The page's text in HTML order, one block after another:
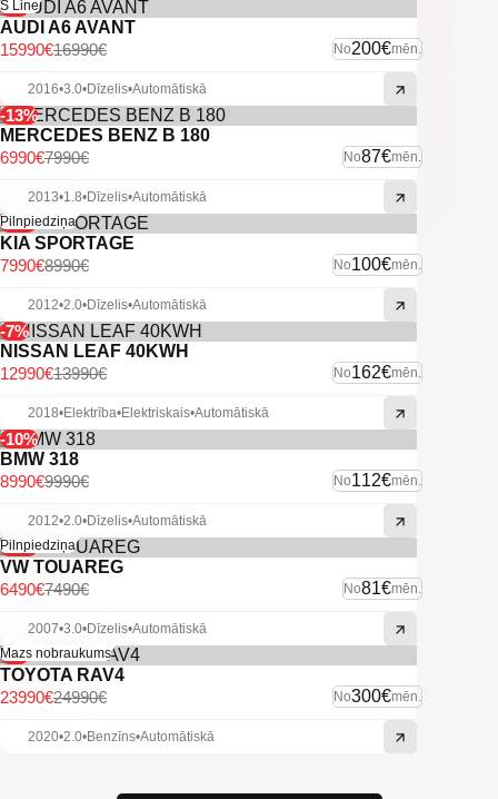
-6%
S Line
AUDI A6 AVANT
No200€mēn.
16990€
15990€
2016•3.0•Dīzelis•Automātiskā
-13%
MERCEDES BENZ B 180
No87€mēn.
7990€
6990€
2013•1.8•Dīzelis•Automātiskā
-11%
Pilnpiedziņa
KIA SPORTAGE
No100€mēn.
8990€
7990€
2012•2.0•Dīzelis•Automātiskā
-7%
NISSAN LEAF 40KWH
No162€mēn.
13990€
12990€
2018•Elektrība•Elektriskais•Automātiskā
-10%
BMW 318
No112€mēn.
9990€
8990€
2012•2.0•Dīzelis•Automātiskā
-13%
Pilnpiedziņa
VW TOUAREG
No81€mēn.
7490€
6490€
2007•3.0•Dīzelis•Automātiskā
-4%
Mazs nobraukums
TOYOTA RAV4
No300€mēn.
24990€
23990€
2020•2.0•Benzīns•Automātiskā